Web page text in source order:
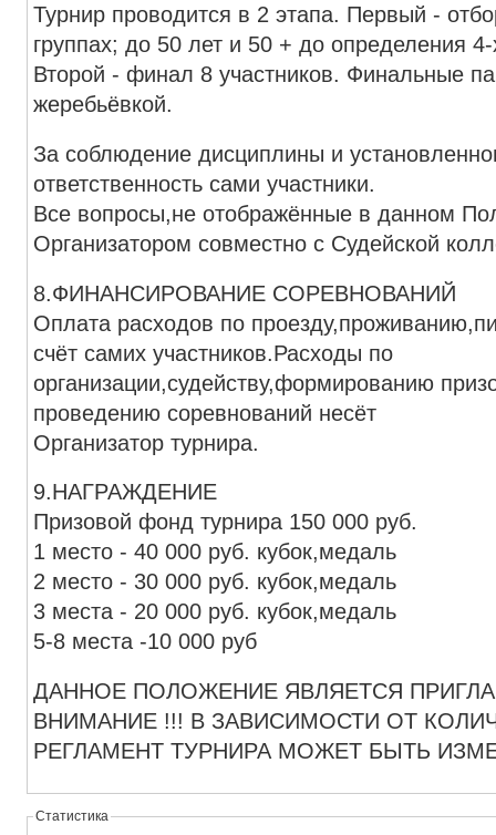
Турнир проводится в 2 этапа. Первый -
группах; до 50 лет и 50 + до определения
Второй - финал 8 участников. Финальные
жеребьёвкой.
За соблюдение дисциплины и
ответственность сами участники.
Все вопросы,не отображённые в данном
Организатором совместно с
8.ФИНАНСИРОВАНИЕ СОРЕВНОВАНИЙ
Оплата расходов по
счёт самих участников.Расходы по
организации,судейству,формированию
проведению соревнований несёт
Организатор турнира.
9.НАГРАЖДЕНИЕ
Призовой фонд турнира 150 000 руб.
1 место - 40 000 руб. кубок,медаль
2 место - 30 000 руб. кубок,медаль
3 места - 20 000 руб. кубок,медаль
5-8 места -10 000 руб
ДАННОЕ ПОЛОЖЕНИЕ ЯВЛЯЕТСЯ
ВНИМАНИЕ !!! В ЗАВИСИМОСТИ ОТ
РЕГЛАМЕНТ ТУРНИРА МОЖЕТ БЫТЬ
Статистика